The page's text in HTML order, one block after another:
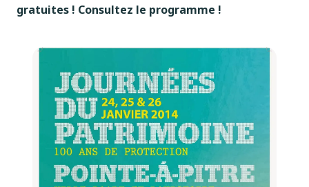
gratuites ! Consultez le programme !